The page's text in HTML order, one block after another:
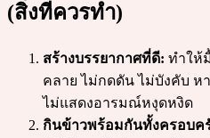
(สิ่งที่ควรทำ)
สร้างบรรยากาศที่ดี: ทำให้
คลาย ไม่กดดัน ไม่บังคับ ห
ไม่แสดงอารมณ์หงุดหงิด
กินข้าวพร้อมกันทั้งครอบค